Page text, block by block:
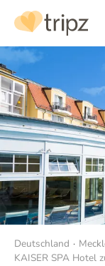
Hotel Bilder
Deutschland
KAISER SPA Hotel